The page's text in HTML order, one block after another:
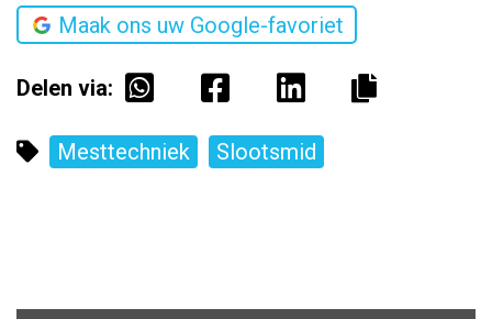
Maak ons uw Google-favoriet
Delen via:
Mesttechniek Slootsmid